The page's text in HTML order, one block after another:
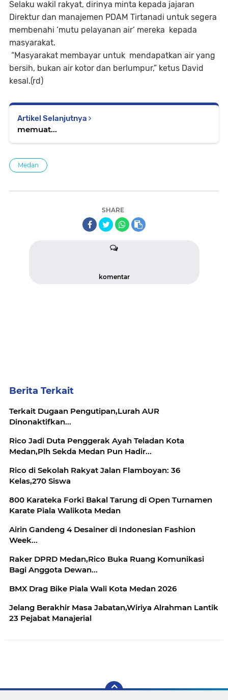
Selaku wakil rakyat, dirinya minta kepada jajaran
Direktur dan manajemen PDAM Tirtanadi untuk segera
membenahi ‘mutu pelayanan air‘ mereka kepada
masyarakat.
“Masyarakat membayar untuk mendapatkan air yang
bersih, bukan air kotor dan berlumpur,” ketus David
kesal.(rd)
Artikel Selanjutnya
memuat...
Medan
SHARE
komentar
Berita Terkait
Terkait Dugaan Pengutipan,Lurah AUR
Dinonaktifkan...
Rico Jadi Duta Penggerak Ayah Teladan Kota
Medan,Plh Sekda Medan Pun Hadir...
Rico di Sekolah Rakyat Jalan Flamboyan: 36
Kelas,270 Siswa
800 Karateka Forki Bakal Tarung di Open Turnamen
Karate Piala Walikota Medan
Airin Gandeng 4 Desainer di Indonesian Fashion
Week...
Raker DPRD Medan,Rico Buka Ruang Komunikasi
Bagi Anggota Dewan...
BMX Drag Bike Piala Wali Kota Medan 2026
Jelang Berakhir Masa Jabatan,Wiriya Alrahman Lantik
23 Pejabat Manajerial